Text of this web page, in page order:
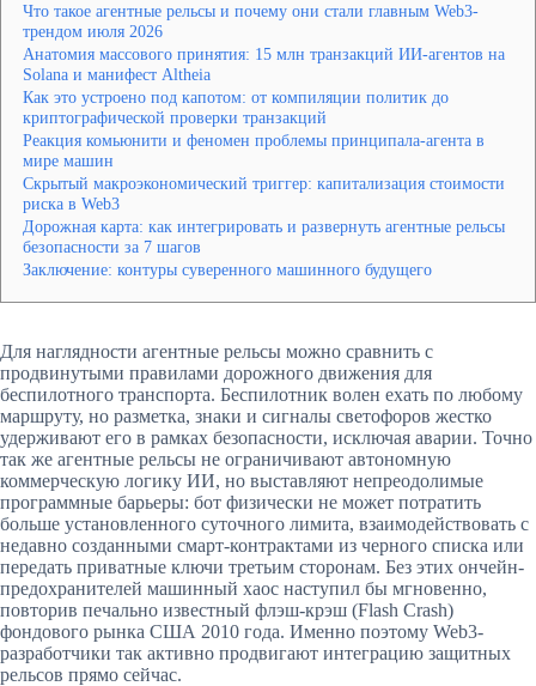
Что такое агентные рельсы и почему они стали главным Web3-
трендом июля 2026
Анатомия массового принятия: 15 млн транзакций ИИ-агентов на
Solana и манифест Altheia
Как это устроено под капотом: от компиляции политик до
криптографической проверки транзакций
Реакция комьюнити и феномен проблемы принципала-агента в
мире машин
Скрытый макроэкономический триггер: капитализация стоимости
риска в Web3
Дорожная карта: как интегрировать и развернуть агентные рельсы
безопасности за 7 шагов
Заключение: контуры суверенного машинного будущего
Для наглядности агентные рельсы можно сравнить с
продвинутыми правилами дорожного движения для
беспилотного транспорта. Беспилотник волен ехать по любому
маршруту, но разметка, знаки и сигналы светофоров жестко
удерживают его в рамках безопасности, исключая аварии. Точно
так же агентные рельсы не ограничивают автономную
коммерческую логику ИИ, но выставляют непреодолимые
программные барьеры: бот физически не может потратить
больше установленного суточного лимита, взаимодействовать с
недавно созданными смарт-контрактами из черного списка или
передать приватные ключи третьим сторонам. Без этих ончейн-
предохранителей машинный хаос наступил бы мгновенно,
повторив печально известный флэш-крэш (Flash Crash)
фондового рынка США 2010 года. Именно поэтому Web3-
разработчики так активно продвигают интеграцию защитных
рельсов прямо сейчас.